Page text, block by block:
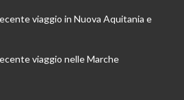
viaggio in Nuova Aquitania e
viaggio nelle Marche